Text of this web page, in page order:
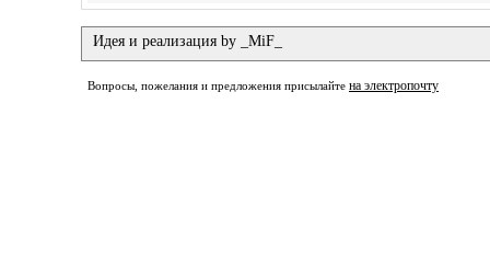
Идея и реализация by _MiF_
Вопросы, пожелания и предложения присылайте на электропочту